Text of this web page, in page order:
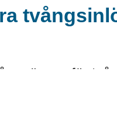
gränsen för